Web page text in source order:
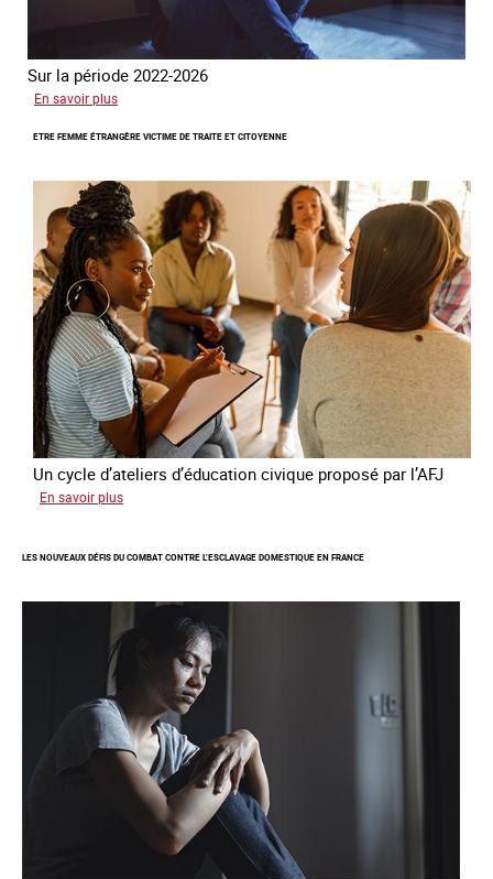
Sur la période 2022-2026
En savoir plus
GRETA
son
quatrième
rapport
sur
la
France
ETRE FEMME ÉTRANGÈRE VICTIME DE TRAITE ET CITOYENNE
Un cycle d’ateliers d’éducation civique proposé par l’AFJ
En savoir plus
étrangère
de
traite
citoyenne
LES NOUVEAUX DÉFIS DU COMBAT CONTRE L’ESCLAVAGE DOMESTIQUE EN FRANCE